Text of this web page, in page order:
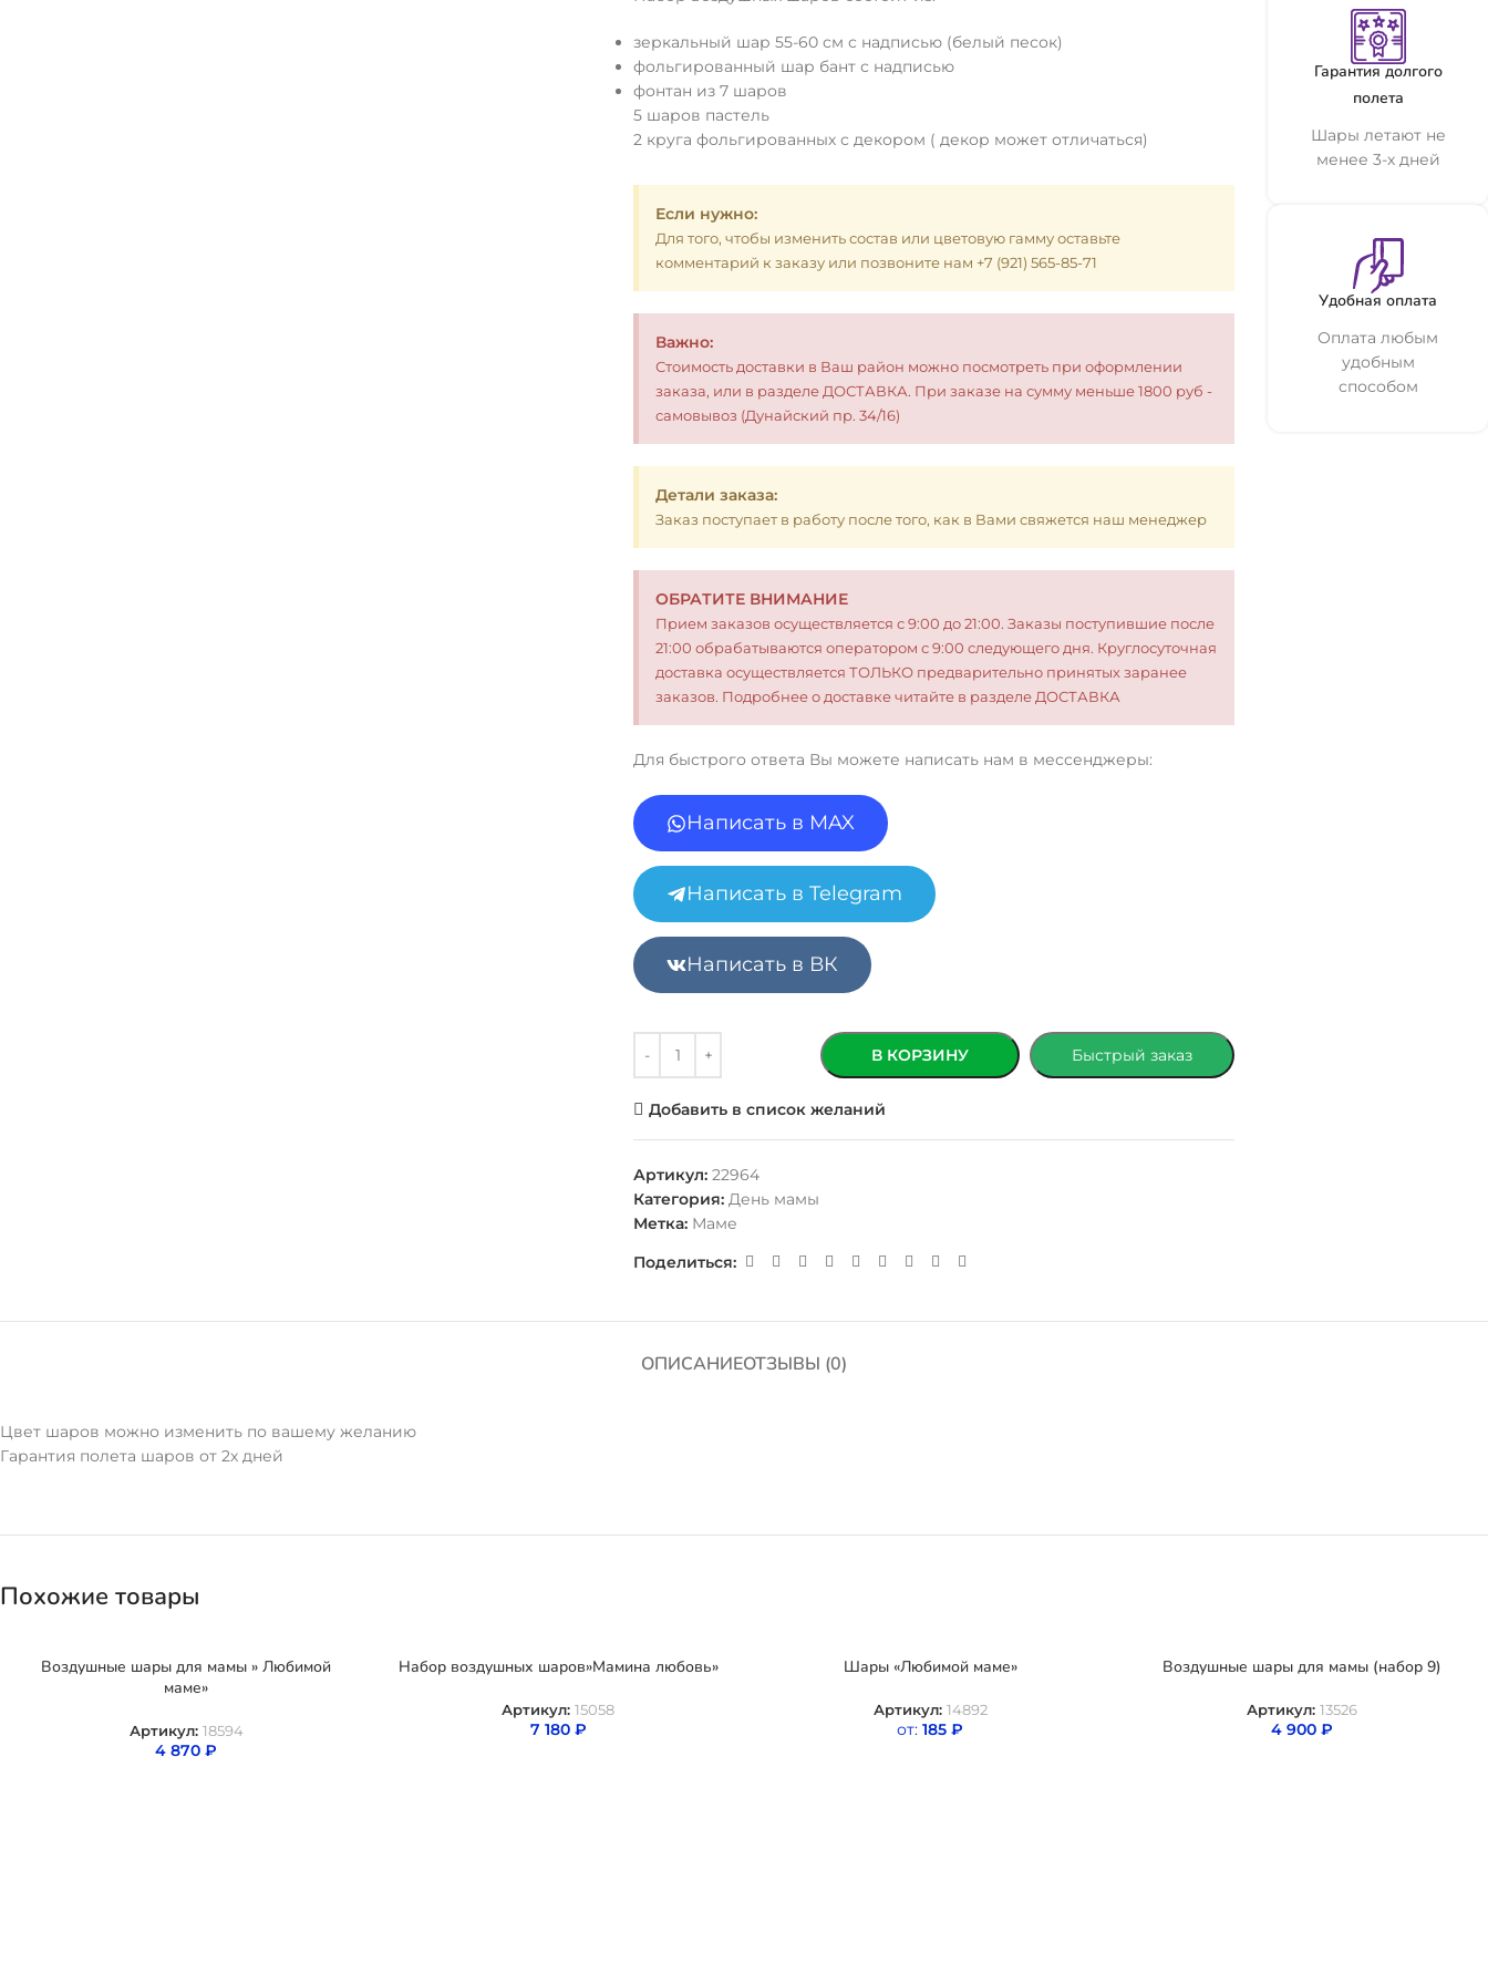
зеркальный шар 55-60 см с надписью (белый песок)
фольгированный шар бант с надписью
фонтан из 7 шаров
5 шаров пастель
2 круга фольгированных с декором ( декор может отличаться)
Если нужно:
Для того, чтобы изменить состав или цветовую гамму оставьте
комментарий к заказу или позвоните нам +7 (921) 565-85-71
Важно:
Стоимость доставки в Ваш район можно посмотреть при оформлении
заказа, или в разделе ДОСТАВКА. При заказе на сумму меньше 1800 руб -
самовывоз (Дунайский пр. 34/16)
Детали заказа:
Заказ поступает в работу после того, как в Вами свяжется наш менеджер
ОБРАТИТЕ ВНИМАНИЕ
Прием заказов осуществляется с 9:00 до 21:00. Заказы поступившие после
21:00 обрабатываются оператором с 9:00 следующего дня. Круглосуточная
доставка осуществляется ТОЛЬКО предварительно принятых заранее
заказов. Подробнее о доставке читайте в разделе ДОСТАВКА
Для быстрого ответа Вы можете написать нам в мессенджеры:
Написать в MAX
Написать в Telegram
Написать в ВК
В КОРЗИНУ Быстрый заказ
Добавить в список желаний
Артикул:22964
Категория: День мамы
Метка: Маме
Поделиться:
Гарантия долгого
полета
Шары летают не
менее 3-х дней
Удобная оплата
Оплата любым
удобным
способом
ОПИСАНИЕОТЗЫВЫ (0)
Цвет шаров можно изменить по вашему желанию
Гарантия полета шаров от 2х дней
Похожие товары
Воздушные шары для мамы » Любимой
маме»
Артикул: 18594
4 870 ₽
Набор воздушных шаров»Мамина любовь»
Артикул: 15058
7 180 ₽
Шары «Любимой маме»
Артикул: 14892
от: 185 ₽
Воздушные шары для мамы (набор 9)
Артикул: 13526
4 900 ₽